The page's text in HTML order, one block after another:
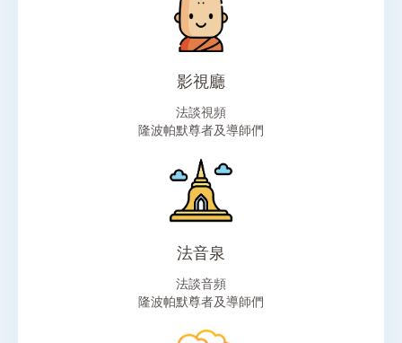
影視廳
法談視頻
隆波帕默尊者及導師們
法音泉
法談音頻
隆波帕默尊者及導師們